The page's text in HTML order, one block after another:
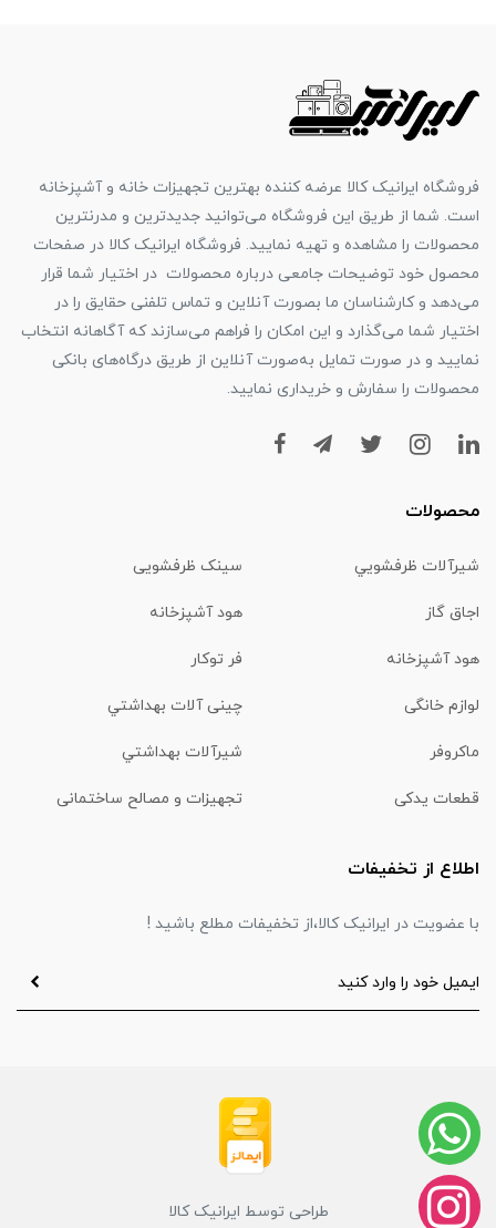
فروشگاه ایرانیک کالا عرضه کننده بهترین تجهیزات خانه و آشپزخانه
است. شما از طریق این فروشگاه می‌توانید جدیدترین و مدرنترین
محصولات را مشاهده و تهیه نمایید. فروشگاه ایرانیک کالا در صفحات
محصول خود توضیحات جامعی درباره محصولات در اختیار شما قرار
می‌دهد و کارشناسان ما بصورت آنلاین و تماس تلفنی حقایق را در
اختیار شما می‌گذارد و این امکان را فراهم می‌سازند که آگاهانه انتخاب
نمایید و در صورت تمایل به‌صورت آنلاین از طریق درگاه‌های بانکی
محصولات را سفارش و خریداری نمایید.
محصولات
شیرآلات ظرفشويي سینک ظرفشویی
اجاق گاز هود آشپزخانه
هود آشپزخانه فر توکار
لوازم خانگی چینی آلات بهداشتي
ماكروفر شیرآلات بهداشتي
قطعات یدکی تجهیزات و مصالح ساختمانی
اطلاع از تخفیفات
با عضویت در ایرانیک کالا،از تخفیفات مطلع باشید !
طراحی توسط ایرانیک کالا